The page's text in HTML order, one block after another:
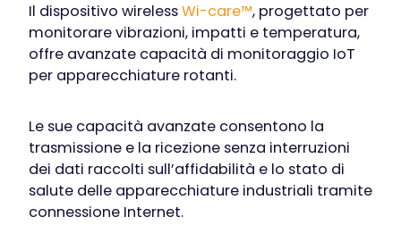
Il dispositivo wirelessWi-care™, progettato per
monitorare vibrazioni, impatti e temperatura,
offre avanzate capacità di monitoraggio IoT
per apparecchiature rotanti.
Le sue capacità avanzate consentono la
trasmissione e la ricezione senza interruzioni
dei dati raccolti sull’affidabilità e lo stato di
salute delle apparecchiature industriali tramite
connessione Internet.